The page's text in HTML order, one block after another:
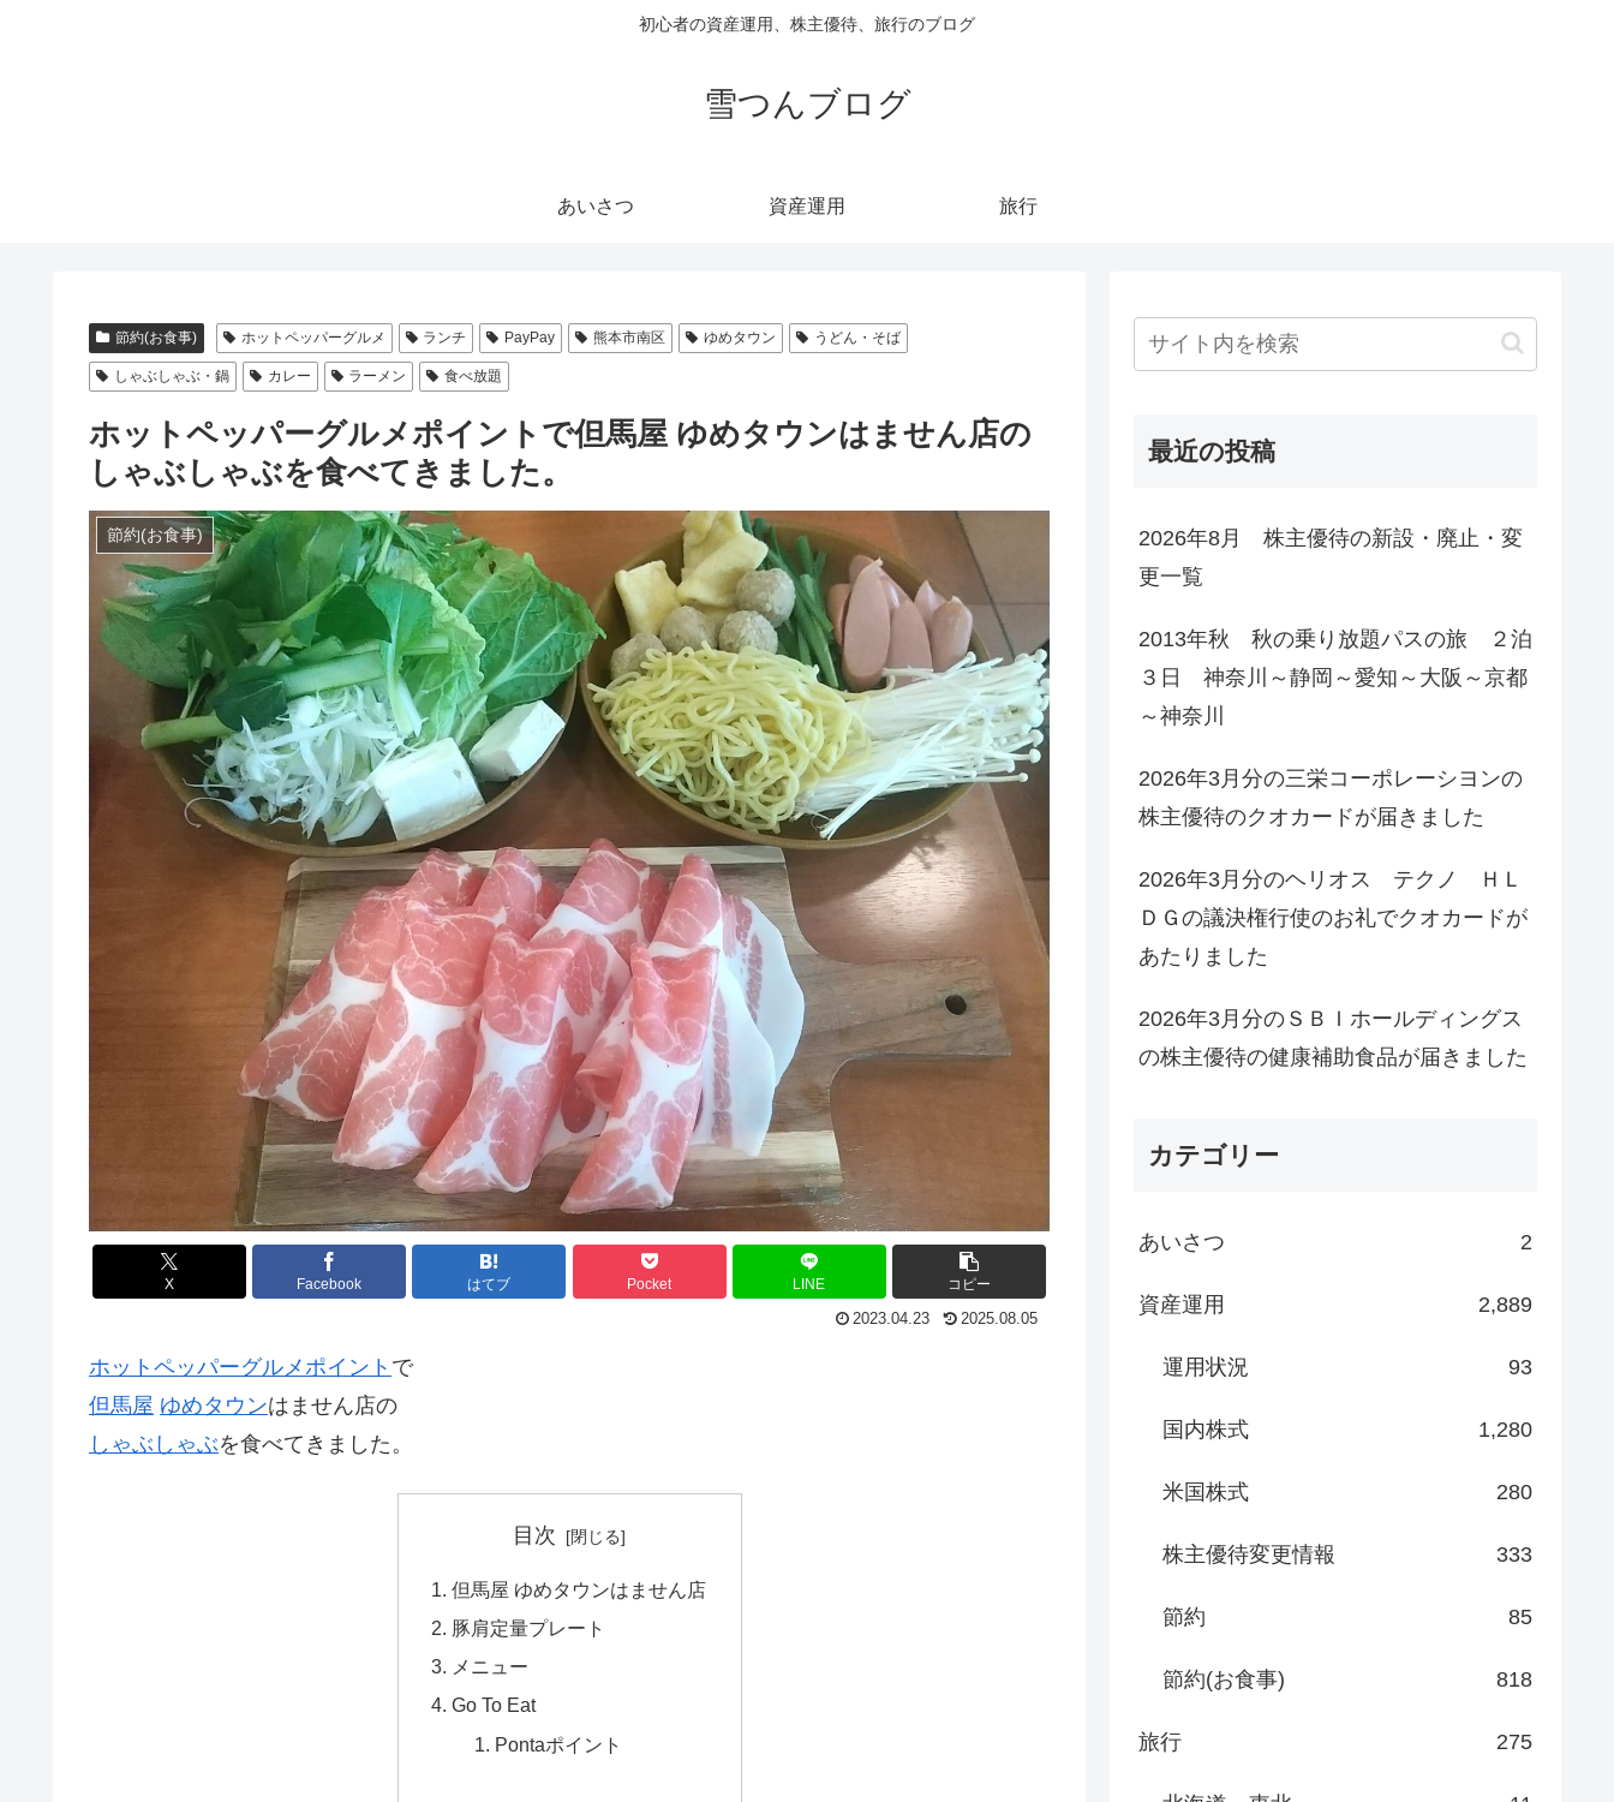
初心者の資産運用、株主優待、旅行のブログ
雪つんブログ
あいさつ 資産運用 旅行
節約(お食事) ホットペッパーグルメ ランチ PayPay 熊本市南区 ゆめタウン うどん・そば
しゃぶしゃぶ・鍋 カレー ラーメン 食べ放題
ホットペッパーグルメポイントで但馬屋 ゆめタウンはません店の
しゃぶしゃぶを食べてきました。
節約(お食事)
X Facebook はてブ Pocket LINE コピー
2023.04.23 2025.08.05
ホットペッパーグルメ ポイント で
但馬屋 ゆめタウンはません店の
しゃぶしゃぶを食べてきました。
目次
但馬屋 ゆめタウンはません店
豚肩定量プレート
メニュー
Go To Eat
Pontaポイント
最近の投稿
2026年8月 株主優待の新設・廃止・変
更一覧
2013年秋 秋の乗り放題パスの旅 ２泊
３日 神奈川～静岡～愛知～大阪～京都
～神奈川
2026年3月分の三栄コーポレーシヨンの
株主優待のクオカードが届きました
2026年3月分のヘリオス テクノ ＨＬ
ＤＧの議決権行使のお礼でクオカードが
あたりました
2026年3月分のＳＢＩホールディングス
の株主優待の健康補助食品が届きました
カテゴリー
あいさつ 2
資産運用 2,889
運用状況 93
国内株式 1,280
米国株式 280
株主優待変更情報 333
節約 85
節約(お食事) 818
旅行 275